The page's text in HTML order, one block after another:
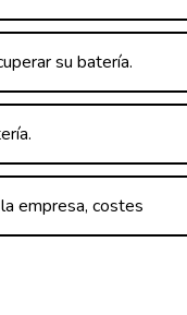
su batería.
empresa, costes